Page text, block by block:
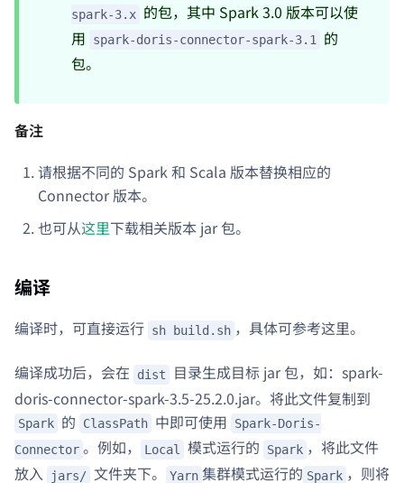
spark-3.x 的包，其中 Spark 3.0 版本可以使
用
spark-doris-connector-spark-3.1 的
包。
备注
请根据不同的 Spark 和 Scala 版本替换相应的
Connector 版本。
也可从这里下载相关版本 jar 包。
编译
编译时，可直接运行 sh build.sh ，具体可参考这里。
编译成功后，会在 dist
目录生成目标 jar 包，如：spark-
doris-connector-spark-3.5-25.2.0.jar。将此文件复制到
Spark 的 ClassPath 中即可使用
Spark-Doris-
Connector 。例如， Local 模式运行的 Spark ，将此文件
放入
jars/ 文件夹下。 Yarn 集群模式运行的 Spark ，则将